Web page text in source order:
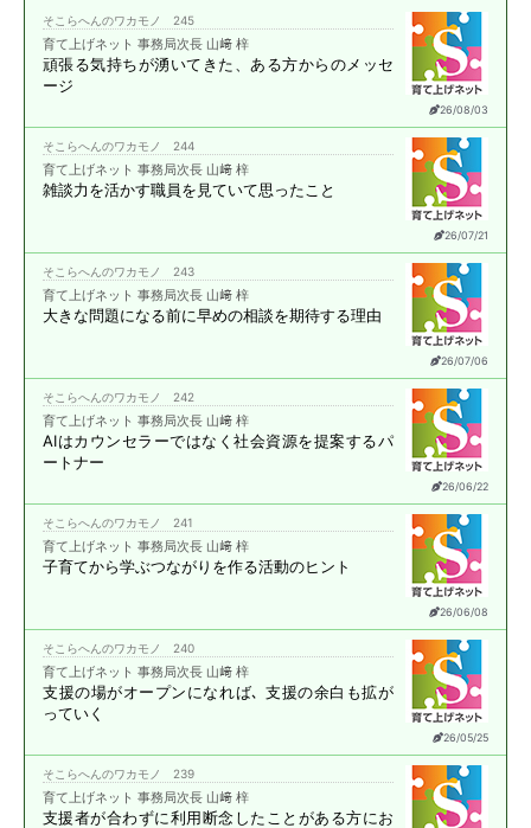
26/08/03
そこらへんのワカモノ 245
育て上げネット 事務局次長 山﨑 梓
頑張る気持ちが湧いてきた、 ある方からのメッセ
ージ
26/07/21
そこらへんのワカモノ 244
育て上げネット 事務局次長 山﨑 梓
雑談力を活かす職員を見ていて思ったこと
26/07/06
そこらへんのワカモノ 243
育て上げネット 事務局次長 山﨑 梓
大きな問題になる前に早めの相談を期待する理由
26/06/22
そこらへんのワカモノ 242
育て上げネット 事務局次長 山﨑 梓
AIはカウンセラーではなく社会資源を提案するパ
ートナー
26/06/08
そこらへんのワカモノ 241
育て上げネット 事務局次長 山﨑 梓
子育てから学ぶつながりを作る活動のヒント
26/05/25
そこらへんのワカモノ 240
育て上げネット 事務局次長 山﨑 梓
支援の場がオープンになれば､支援の余白も拡が
っていく
そこらへんのワカモノ 239
育て上げネット 事務局次長 山﨑 梓
支援者が合わずに利用断念したことがある方にお